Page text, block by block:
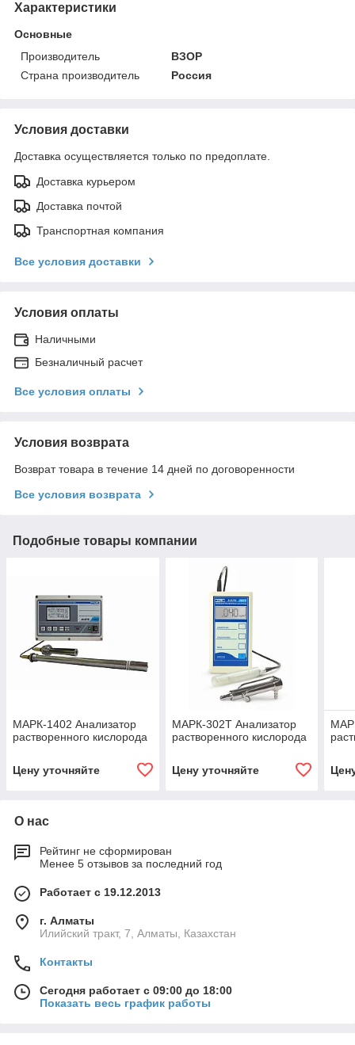
Характеристики
Основные
Производитель
ВЗОР
Страна производитель
Россия
Условия доставки
Доставка осуществляется только по предоплате.
Доставка курьером
Доставка почтой
Транспортная компания
Все условия доставки
Условия оплаты
Наличными
Безналичный расчет
Все условия оплаты
Условия возврата
Возврат товара в течение 14 дней по договоренности
Все условия возврата
Подобные товары компании
МАРК-1402 Анализатор
растворенного кислорода
Цену уточняйте
МАРК-302Т Анализатор
растворенного кислорода
Цену уточняйте
О нас
Рейтинг не сформирован
Менее 5 отзывов за последний год
Работает с 19.12.2013
г. Алматы
Илийский тракт, 7, Алматы, Казахстан
Контакты
Сегодня работает с 09:00 до 18:00
Показать весь график работы